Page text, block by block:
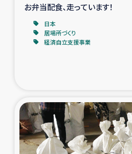
ガザ人道支援
令和6年能登半島地震
タイ国境ミャンマー移
漁民によるマングロー
お弁当配食、走っています！
日本
居場所づくり
経済自立支援事業